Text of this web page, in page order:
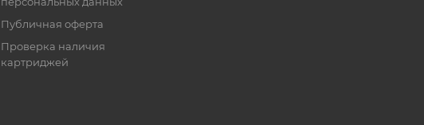
Публичная оферта
Проверка наличия
картриджей